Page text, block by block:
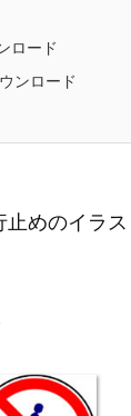
ロード
ンロード
めのイラス